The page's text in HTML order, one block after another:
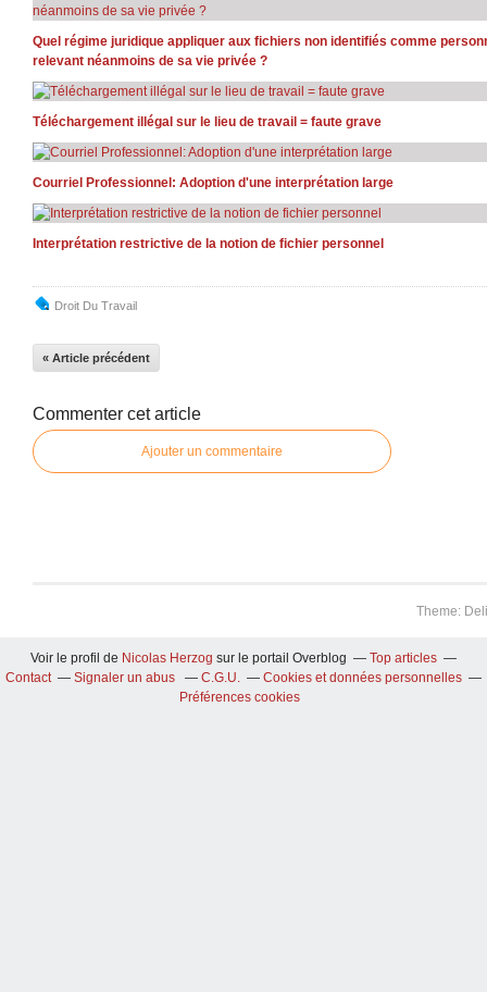
Quel régime juridique appliquer aux fichiers non identifiés comme
relevant néanmoins de sa vie privée ?
Téléchargement illégal sur le lieu de travail = faute grave
Courriel Professionnel: Adoption d'une interprétation large
Interprétation restrictive de la notion de fichier personnel
Droit Du Travail
« Article précédent
Commenter cet article
Ajouter un commentaire
Theme:
Voir le profil de Nicolas Herzog sur le portail Overblog
Top articles
Contact
Signaler un abus C.G.U.
Cookies et données personnelles
Préférences cookies